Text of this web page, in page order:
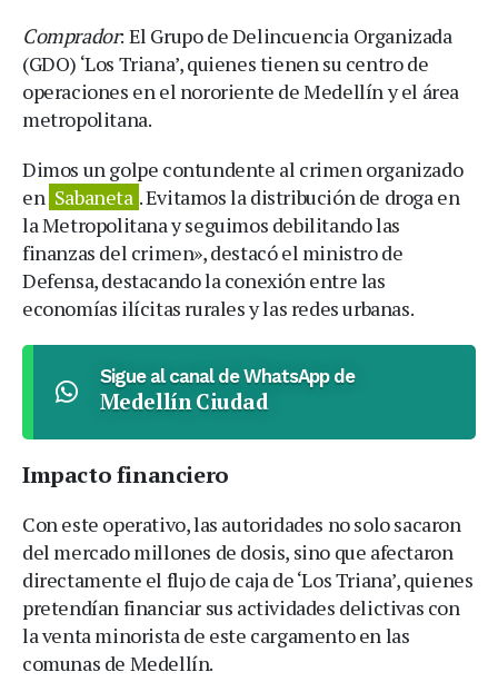
Comprador: El Grupo de Delincuencia Organizada
(GDO) ‘Los Triana’, quienes tienen su centro de
operaciones en el nororiente de Medellín y el área
metropolitana.
Dimos un golpe contundente al crimen organizado
en Sabaneta . Evitamos la distribución de droga en
la Metropolitana y seguimos debilitando las
finanzas del crimen», destacó el ministro de
Defensa, destacando la conexión entre las
economías ilícitas rurales y las redes urbanas.
Sigue al canal de WhatsApp de
Medellín Ciudad
Impacto financiero
Con este operativo, las autoridades no solo sacaron
del mercado millones de dosis, sino que afectaron
directamente el flujo de caja de ‘Los Triana’, quienes
pretendían financiar sus actividades delictivas con
la venta minorista de este cargamento en las
comunas de Medellín.